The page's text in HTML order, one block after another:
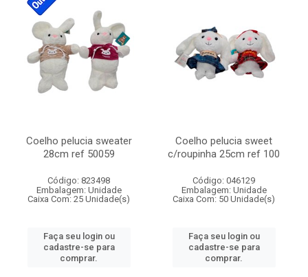
Coelho pelucia sweater
28cm ref 50059
Código: 823498
Embalagem: Unidade
Caixa Com: 25 Unidade(s)
Faça seu login ou
cadastre-se para
comprar.
Coelho pelucia sweet
c/roupinha 25cm ref 100
Código: 046129
Embalagem: Unidade
Caixa Com: 50 Unidade(s)
Faça seu login ou
cadastre-se para
comprar.